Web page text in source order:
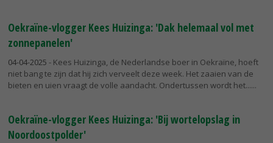
Oekraïne-vlogger Kees Huizinga: 'Dak helemaal vol met
zonnepanelen'
04-04-2025 - Kees Huizinga, de Nederlandse boer in Oekraïne, hoeft
niet bang te zijn dat hij zich verveelt deze week. Het zaaien van de
bieten en uien vraagt de volle aandacht. Ondertussen wordt het...
Oekraïne-vlogger Kees Huizinga: 'Bij wortelopslag in
Noordoostpolder'